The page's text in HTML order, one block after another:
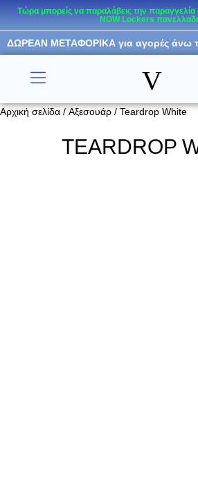
Μεταπηδήστε
στο
περιεχόμενο
Τώρα μπορείς να παραλάβεις την
NOW Lockers
ΔΩΡΕΑΝ ΜΕΤΑΦΟΡΙΚΑ για αγορές άνω
V
Αρχική σελίδα / Αξεσουάρ / Teardrop White
TEARDROP